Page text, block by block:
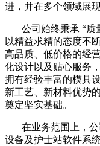
进，并在多个领域展
公司始终秉承 “质
以精益求精的态度不
高品质、低价格的经
化设计以及贴心服务
拥有经验丰富的模具
新工艺、新材料优势
奠定坚实基础。
在业务范围上，
设备及护士站软件系